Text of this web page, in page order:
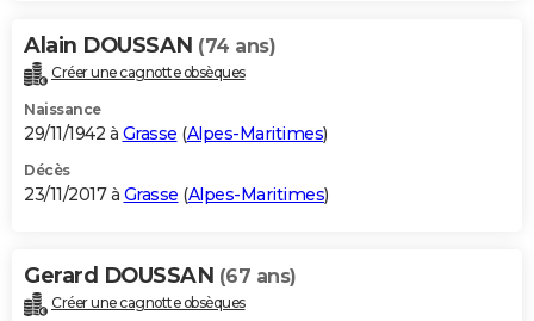
Alain DOUSSAN (74 ans)
Créer une cagnotte obsèques
Naissance
29/11/1942 à Grasse (Alpes-Maritimes)
Décès
23/11/2017 à Grasse (Alpes-Maritimes)
Gerard DOUSSAN (67 ans)
Créer une cagnotte obsèques